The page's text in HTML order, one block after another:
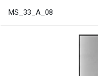
MS_33_A_08